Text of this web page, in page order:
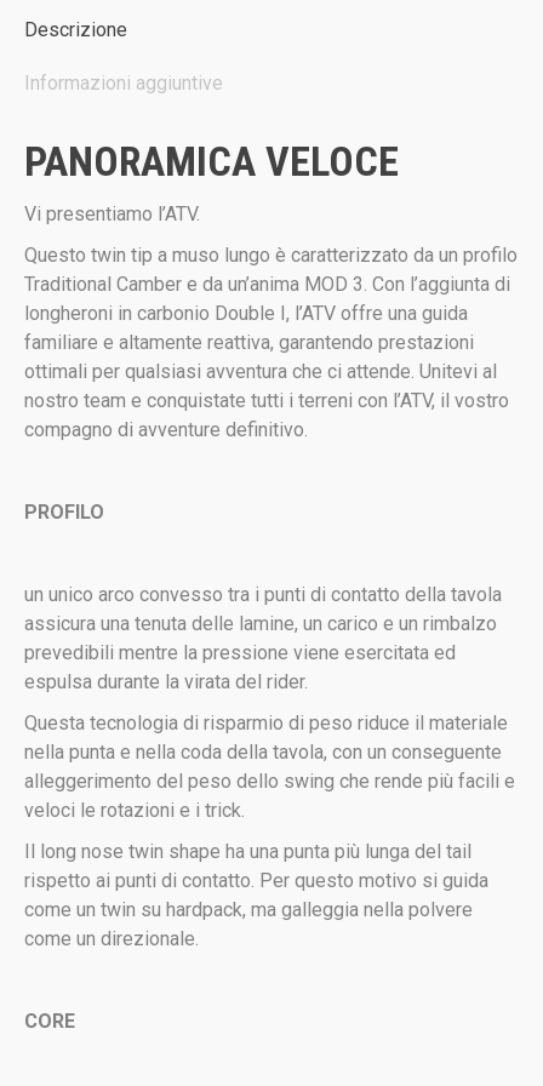
Descrizione
Informazioni aggiuntive
PANORAMICA VELOCE
Vi presentiamo l’ATV.
Questo twin tip a muso lungo è caratterizzato da un profilo
Traditional Camber e da un’anima MOD 3. Con l’aggiunta di
longheroni in carbonio Double I, l’ATV offre una guida
familiare e altamente reattiva, garantendo prestazioni
ottimali per qualsiasi avventura che ci attende. Unitevi al
nostro team e conquistate tutti i terreni con l’ATV, il vostro
compagno di avventure definitivo.
PROFILO
un unico arco convesso tra i punti di contatto della tavola
assicura una tenuta delle lamine, un carico e un rimbalzo
prevedibili mentre la pressione viene esercitata ed
espulsa durante la virata del rider.
Questa tecnologia di risparmio di peso riduce il materiale
nella punta e nella coda della tavola, con un conseguente
alleggerimento del peso dello swing che rende più facili e
veloci le rotazioni e i trick.
Il long nose twin shape ha una punta più lunga del tail
rispetto ai punti di contatto. Per questo motivo si guida
come un twin su hardpack, ma galleggia nella polvere
come un direzionale.
CORE